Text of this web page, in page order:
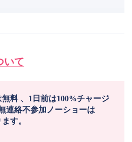
いて
料 、1日前は100%チャージ
連絡不参加ノーショーは
す。